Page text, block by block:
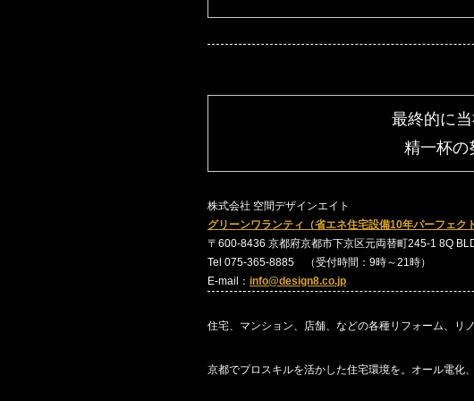
最終的に
精一杯の
株式会社 空間デザインエイト
グリーンワランティ（省エネ住宅設備10年パーフェク
〒600-8436 京都府京都市下京区元両替町245-1 8Q
Tel 075-365-8885 （受付時間：9時～21時）
E-mail： info@design8.co.jp
住宅、マンション、店舗、などの各種リフォーム、リ
京都でプロスキルを活かした住宅環境を。オール電化